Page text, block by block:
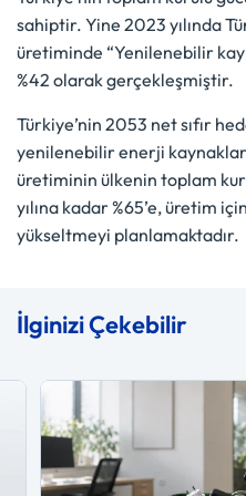
sahiptir. Yine 2023 yılında
üretiminde “Yenilenebilir
%42 olarak gerçekleşmiştir.
Türkiye’nin 2053 net sıfır
yenilenebilir enerji
üretiminin ülkenin toplam
yılına kadar %65’e, üretim
yükseltmeyi planlamaktadır.
İlginizi Çekebilir